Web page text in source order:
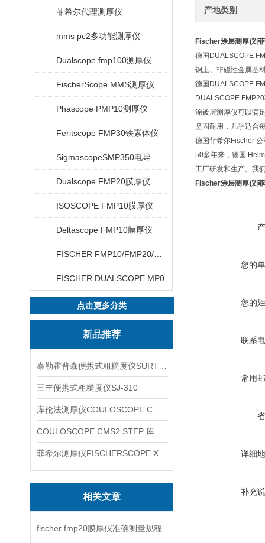
菲希尔代理测厚仪
mms pc2多功能测厚仪
Dualscope fmp100测厚仪
FischerScope MMS测厚仪
Phascope PMP10测厚仪
Feritscope FMP30铁素体仪
Dualscope FMP20膜厚仪
ISOSCOPE FMP10膜厚仪
Deltascope FMP10膜厚仪
FISCHER DUALSCOPE MP0
点击更多分类
新品推荐
三丰便携式粗糙度仪SJ-310
相关文章
fischer fmp20膜厚仪准确测量规程
产地类别
Fischer涂层测厚仪|
德国DUALSCOPE
钢上、非磁性金属基
德国DUALSCOPE
DUALSCOPE
涂镀层测厚仪可以满
坚固耐用，几乎适合
德国菲希尔Fischer 公
50多年来，德国
工厂研发和生产。我
Fischer涂层测厚仪|
您的
您的
联系
常用
详细
补充